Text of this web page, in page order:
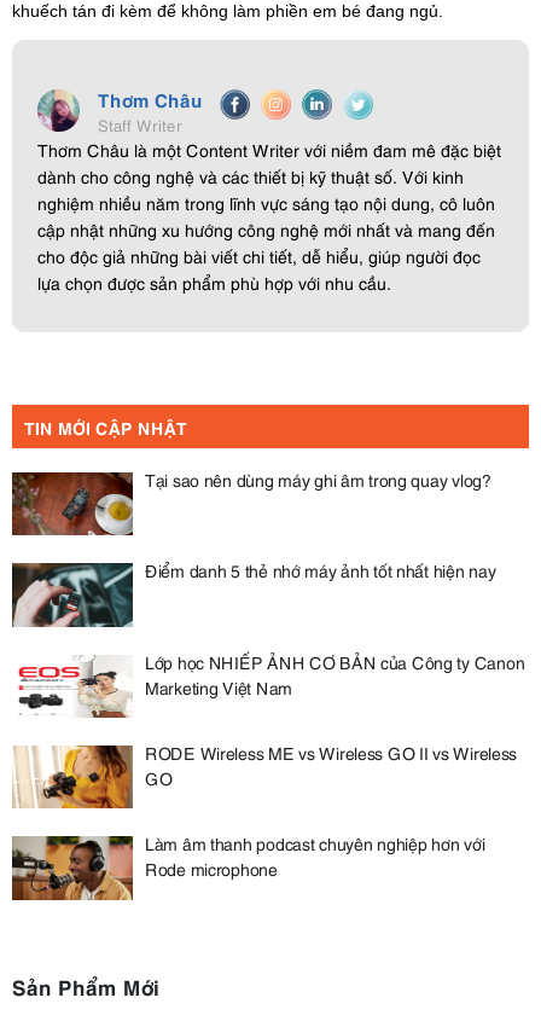
khuếch tán đi kèm để không làm phiền em bé đang ngủ.
Thơm Châu
Staff Writer
Thơm Châu là một Content Writer với niềm đam mê đặc biệt
dành cho công nghệ và các thiết bị kỹ thuật số. Với kinh
nghiệm nhiều năm trong lĩnh vực sáng tạo nội dung, cô luôn
cập nhật những xu hướng công nghệ mới nhất và mang đến
cho độc giả những bài viết chi tiết, dễ hiểu, giúp người đọc
lựa chọn được sản phẩm phù hợp với nhu cầu.
TIN MỚI CẬP NHẬT
Tại sao nên dùng máy ghi âm trong quay vlog?
Điểm danh 5 thẻ nhớ máy ảnh tốt nhất hiện nay
Lớp học NHIẾP ẢNH CƠ BẢN của Công ty Canon
Marketing Việt Nam
RODE Wireless ME vs Wireless GO II vs Wireless
GO
Làm âm thanh podcast chuyên nghiệp hơn với
Rode microphone
Sản Phẩm Mới